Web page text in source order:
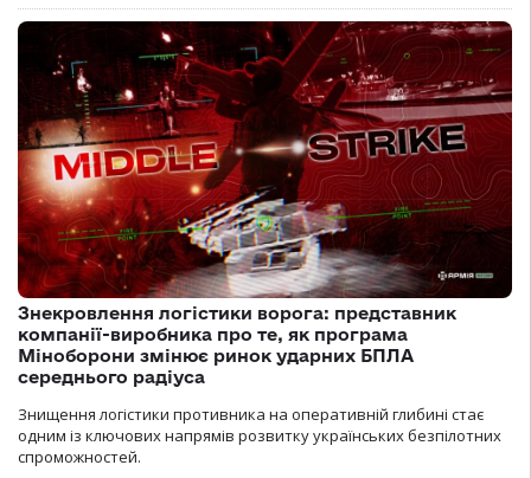
Знекровлення логістики ворога: представник
компанії-виробника про те, як програма
Міноборони змінює ринок ударних БПЛА
середнього радіуса
Знищення логістики противника на оперативній глибині стає
одним із ключових напрямів розвитку українських безпілотних
спроможностей.